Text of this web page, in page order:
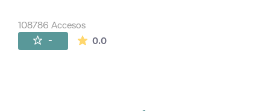
108786 Accesos
- 0.0La valoración media es de 0 estrellas de